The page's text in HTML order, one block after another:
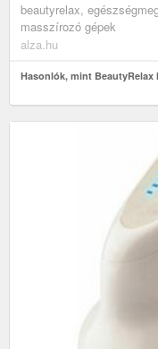
beautyrelax,
masszírozó gépek
alza.hu
Hasonlók, mint BeautyRelax